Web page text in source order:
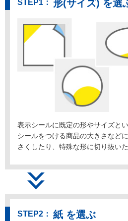
形(サイズ) を選
表示シールに既定の形やサイズと
シールをつける商品の大きさなど
さくしたり、特殊な形に切り抜いた
紙 を選ぶ